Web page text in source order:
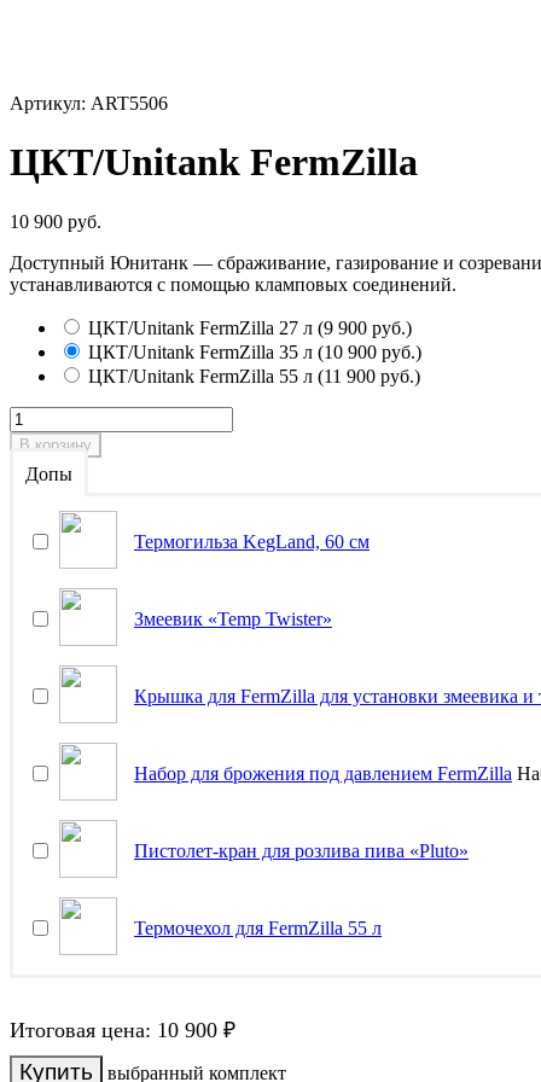
Артикул: ART5506
ЦКТ/Unitank FermZilla
10 900 руб.
Доступный Юнитанк — сбраживание, газирование и
устанавливаются с помощью кламповых соединений.
ЦКТ/Unitank FermZilla 27 л (9 900 руб.)
ЦКТ/Unitank FermZilla 35 л (10 900 руб.)
ЦКТ/Unitank FermZilla 55 л (11 900 руб.)
В корзину
Допы
Термогильза KegLand, 60 см
Змеевик «Temp Twister»
Крышка для FermZilla для установки змеевика и
Набор для брожения под давлением FermZilla
Пистолет-кран для розлива пива «Pluto»
Термочехол для FermZilla 55 л
Итоговая цена: 10 900 ₽
выбранный комплект